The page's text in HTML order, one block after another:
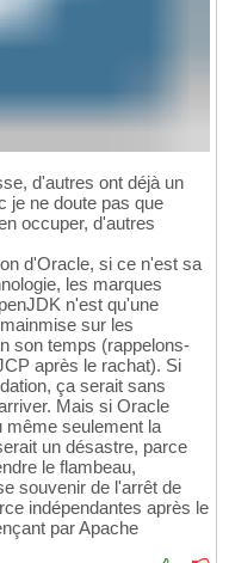
d'autres ont déjà un
je ne doute pas que
occuper, d'autres
d'Oracle, si ce n'est sa
les marques
n'est qu'une
sur les
son temps (rappelons-
après le rachat). Si
ça serait sans
Mais si Oracle
même seulement la
un désastre, parce
le flambeau,
souvenir de l'arrêt de
indépendantes après le
par Apache